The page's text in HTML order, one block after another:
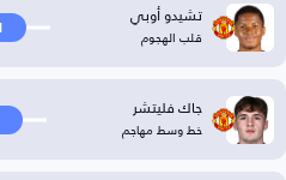
تشيدو أوبي
قلب الهجوم
جاك فليتشر
خط وسط مهاجم